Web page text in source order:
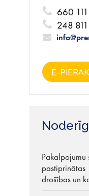
660
248
E-
Pakalpojumu
pastiprinātas
drošības un